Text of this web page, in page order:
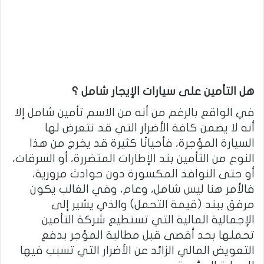
هل التأمين على سيارات الإيجار شامل ؟
في الواقع بالرغم من أنه من الاسم تأمين شامل إلا
أنه لا يضمن كافة الأضرار التي قد تتعرض لها
السيارة المؤجرة، فأحيانًا كثيرة قد يخرج من هذا
النوع من التأمين بند الإطارات المتضررة، أو السرقات،
أو حتى النوافذ المكسورة دون حوادث مرورية،
فالأمر هنا ليس شامل، وعام، وفي الغالب يكون
مرفق ببند (قيمة التحمل) والذي يشير إلى
الإجمالية المالية التي تستطيع شركة التأمين
تحملها بحد أقصى قبل مطالبة المؤجر بدفع
التعويض المالي الزائد عن الأضرار التي تسبب فيها